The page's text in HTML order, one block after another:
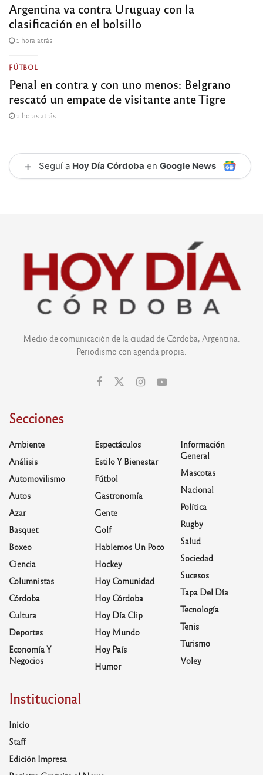
Argentina va contra Uruguay con la
clasificación en el bolsillo
1 hora atrás
FÚTBOL
Penal en contra y con uno menos: Belgrano
rescató un empate de visitante ante Tigre
2 horas atrás
+ Seguí a Hoy Día Córdoba en Google News
Medio de comunicación de la ciudad de Córdoba, Argentina.
Periodismo con agenda propia.
Secciones
Ambiente
Análisis
Automovilismo
Autos
Azar
Basquet
Boxeo
Ciencia
Columnistas
Córdoba
Cultura
Deportes
Economía Y
Negocios
Espectáculos
Estilo Y Bienestar
Fútbol
Gastronomía
Gente
Golf
Hablemos Un Poco
Hockey
Hoy Comunidad
Hoy Córdoba
Hoy Día Clip
Hoy Mundo
Hoy País
Humor
Información
General
Mascotas
Nacional
Política
Rugby
Salud
Sociedad
Sucesos
Tapa Del Día
Tecnología
Tenis
Turismo
Voley
Institucional
Inicio
Staff
Edición Impresa